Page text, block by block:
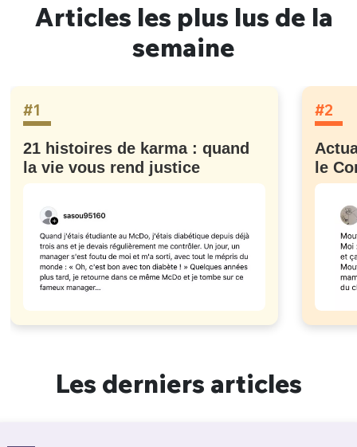
Articles les plus lus de la
semaine
#1
21 histoires de karma : quand
la vie vous rend justice
#2
le
Les derniers articles